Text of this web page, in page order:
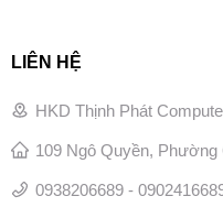
LIÊN HỆ
HKD Thịnh Phát
109 Ngô Quyền, Phường
0938206689 -